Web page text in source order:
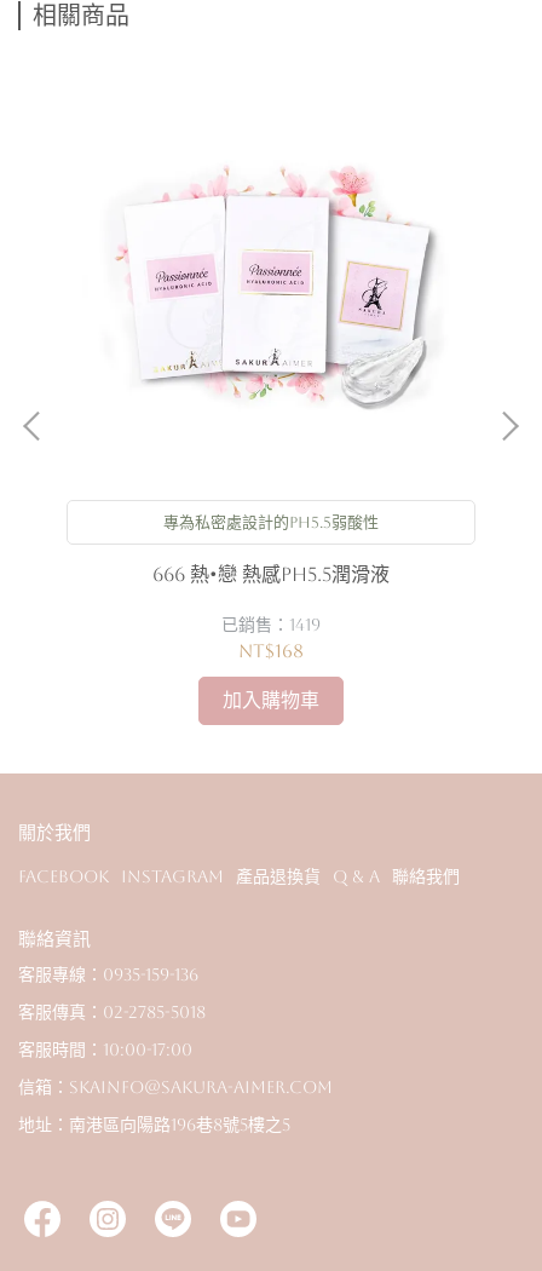
相關商品
專為私密處設計的PH5.5弱酸性
666 熱•戀 熱感PH5.5潤滑液
已銷售：1419
NT$168
加入購物車
關於我們
Facebook Instagram 產品退換貨 Q & A 聯絡我們
聯絡資訊
客服專線：0935-159-136
客服傳真：02-2785-5018
客服時間：10:00-17:00
信箱：skainfo@sakura-aimer.com
地址：南港區向陽路196巷8號5樓之5